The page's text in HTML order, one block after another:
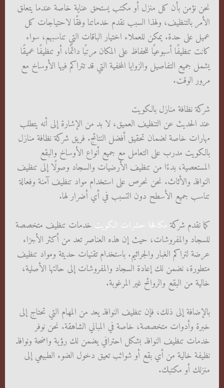
نحن نؤمن بأن كل منزل أو مكتب يستحق عناية خاصة عندما يتعلق
الأمر بالتنظيف، ولهذا السبب نقدم خدماتنا وفقًا لاحتياجات كل
عميل على حدة. يمكن للعملاء اختيار الباقات التي تناسبهم، سواء
كانت تنظيفًا أسبوعيًا للحفاظ على المكان مرتبًا دائمًا، أو تنظيفًا عميقًا
يشمل جميع التفاصيل والزوايا المخفية التي قد تتراكم فيها الأوساخ مع
مرور الوقت.
شركة نظافة منازل بالكويت
عند الحديث عن التنظيف العميق، لا بد من الإشارة إلى أنه يتطلب
مهارات خاصة لضمان تحقيق أفضل النتائج. فريق شركة نظافة منازل
بالكويت مدرب على التعامل مع جميع أنواع الأوساخ والبقع
المستعصية، بدءًا من تنظيف الأرضيات والسجاد وصولًا إلى تنظيف
النوافذ والأثاث. نحن نحرص على استخدام مواد تنظيف آمنة وفعالة
تناسب جميع الأسطح دون التسبب في أي أضرار لها.
كما نقدم شركةمكافحة حشرات الكويت خدمات تنظيف متخصصة
للسجاد والمفروشات، حيث إن هذه العناصر تعد من أكثر الأجزاء
عرضة لتراكم الغبار والجراثيم. باستخدام تقنيات حديثة ومواد تنظيف
متطورة، نضمن لك إعادة السجاد والمفروشات إلى حالتها الأصلية،
خالية من البقع والروائح غير المرغوبة.
بالإضافة إلى ذلك، فإن تنظيف النوافذ يعد من المهام التي تحتاج إلى
خبرة وأدوات متخصصة، خاصة في المباني الشاهقة. نحن نوفر
خدمات تنظيف النوافذ بشكل احترافي يضمن لك رؤية واضحة ونوافذ
نظيفة خالية من أي بقع أو شوائب تعيق دخول الضوء الطبيعي إلى
منزلك أو مكتبك.